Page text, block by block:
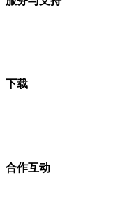
下载
合作互动